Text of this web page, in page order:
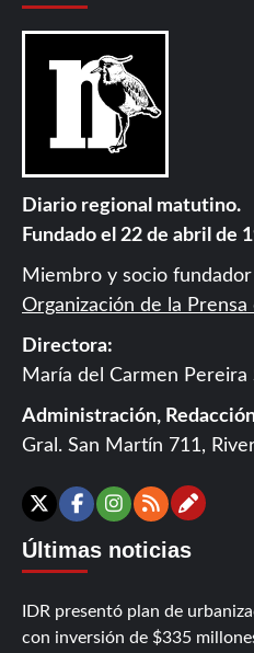
Diario regional matutino.
Fundado el 22 de abril de
Miembro y socio
Organización de la
Directora:
María del Carmen Pereira
Administración,
Gral. San Martín 711,
X Facebook
Instagram
RSS
Últimas noticias
IDR presentó plan de
con inversión de $335